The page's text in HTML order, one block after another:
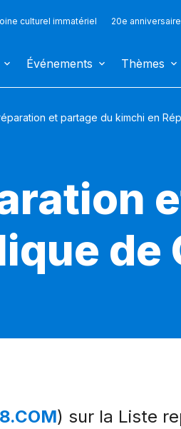
culturel immatériel 20e
Événements Thèmes
et partage du kimchi en
de
8.COM) sur la Liste